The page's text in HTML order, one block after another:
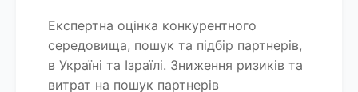
Експертна оцінка конкурентного
середовища, пошук та підбір партнерів,
в Україні та Ізраїлі. Зниження ризиків та
витрат на пошук партнерів